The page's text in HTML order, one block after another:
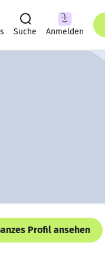
Suche Anmelden
Profil ansehen